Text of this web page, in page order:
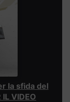
la sfida del
VIDEO